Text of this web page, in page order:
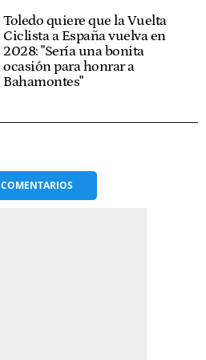
Toledo quiere que la Vuelta
Ciclista a España vuelva en
2028: "Sería una bonita
ocasión para honrar a
Bahamontes"
COMENTARIOS